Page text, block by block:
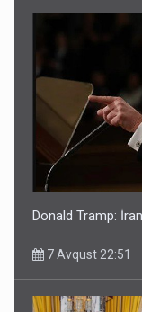
Donald Tramp:
7 Avqust 22:51